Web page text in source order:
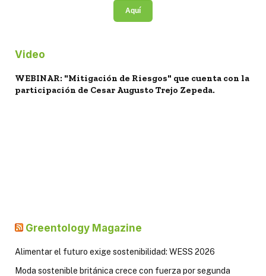
Aquí
Video
WEBINAR: "Mitigación de Riesgos" que cuenta con la
participación de Cesar Augusto Trejo Zepeda.
Greentology Magazine
Alimentar el futuro exige sostenibilidad: WESS 2026
Moda sostenible británica crece con fuerza por segunda